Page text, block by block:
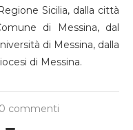
Sicilia, dalla città
di Messina, dal
di Messina, dalla
di Messina.
0 commenti